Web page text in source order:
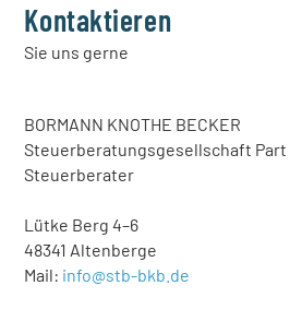
Kontaktieren
Sie uns gerne
BORMANN KNOTHE BECKER
Steuerberatungsgesellschaft Part
Steuerberater
Lütke Berg 4–6
48341 Altenberge
Mail: info@stb-bkb.de